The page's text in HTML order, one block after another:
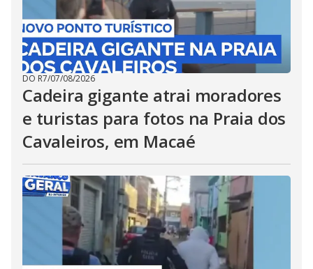
DO R7/07/08/2026
Cadeira gigante atrai moradores
e turistas para fotos na Praia dos
Cavaleiros, em Macaé